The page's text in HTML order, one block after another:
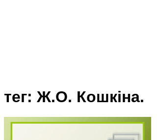
тег: Ж.О. Кошкіна.